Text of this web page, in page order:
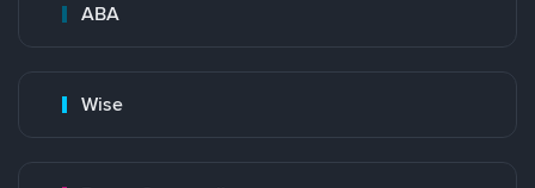
ABA
Wise